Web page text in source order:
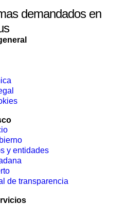
demandados en
y entidades
de transparencia